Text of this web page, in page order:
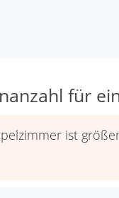
für
ist